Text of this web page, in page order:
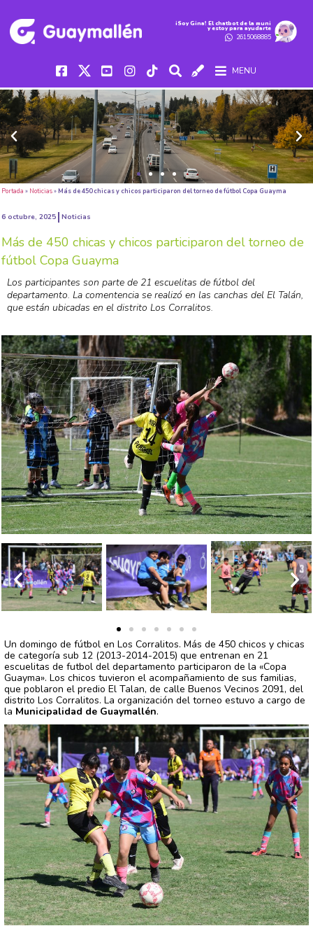
iSoy Gina! El chatbot de la muni
y estoy para ayudarte
2615068885
MENU
Portada » Noticias»Más de 450 chicas y chicos participaron del torneo de fútbol Copa Guayma
6 octubre, 2025 Noticias
Más de 450 chicas y chicos participaron del torneo de
fútbol Copa Guayma
Los participantes son parte de 21 escuelitas de fútbol del
departamento. La comentencia se realizó en las canchas del El Talán,
que están ubicadas en el distrito Los Corralitos.
Un domingo de fútbol en Los Corralitos. Más de 450 chicos y chicas
de categoría sub 12 (2013-2014-2015) que entrenan en 21
escuelitas de futbol del departamento participaron de la «Copa
Guayma». Los chicos tuvieron el acompañamiento de sus familias,
que poblaron el predio El Talan, de calle Buenos Vecinos 2091, del
distrito Los Corralitos. La organización del torneo estuvo a cargo de
la Municipalidad de Guaymallén.